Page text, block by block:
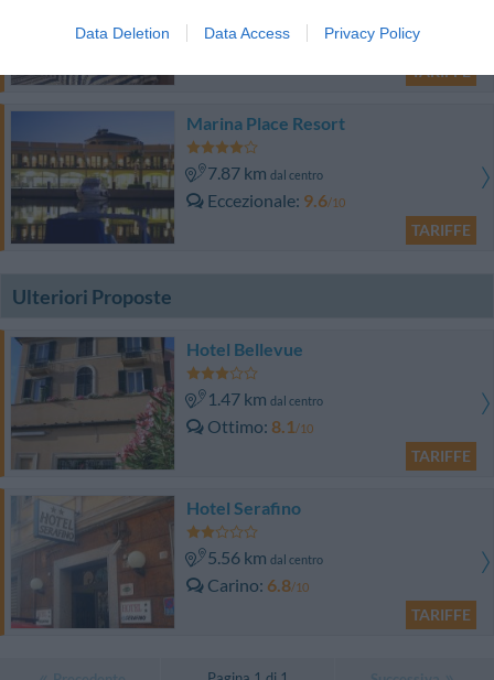
Data Deletion Data Access Privacy Policy
Ottimo 8.2 /10
TARIFFE
Marina Place Resort
7.87 km dal centro
Eccezionale 9.6/10
TARIFFE
Ulteriori Proposte
Hotel Bellevue
1.47 km dal centro
Ottimo 8.1/10
TARIFFE
Hotel Serafino
5.56 km dal centro
Carino 6.8/10
TARIFFE